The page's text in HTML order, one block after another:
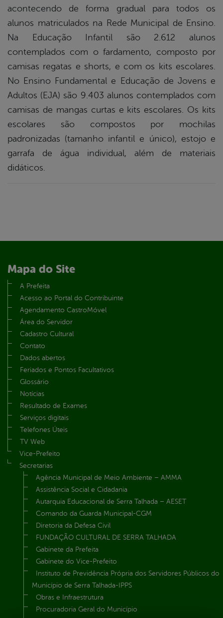
acontecendo de forma gradual para todos os
alunos matriculados na Rede Municipal de Ensino.
Na Educação Infantil são 2.612 alunos
contemplados com o fardamento, composto por
camisas regatas e shorts, e com os kits escolares.
No Ensino Fundamental e Educação de Jovens e
Adultos (EJA) são 9.403 alunos contemplados com
camisas de mangas curtas e kits escolares. Os kits
escolares são compostos por mochilas
padronizadas (tamanho infantil e único), estojo e
garrafa de água individual, além de materiais
didáticos.
Mapa do Site
A Prefeita
Acesso ao Portal do Contribuinte
Agendamento CastroMóvel
Área do Servidor
Cadastro Cultural
Contato
Dados abertos
Feriados e Pontos Facultativos
Glossário
Notícias
Resultado de Exames
Serviços digitais
Telefones Úteis
TV Web
Vice-Prefeito
Secretarias
Agência Municipal de Meio Ambiente – AMMA
Assistência Social e Cidadania
Autarquia Educacional de Serra Talhada – AESET
Comando da Guarda Municipal-CGM
Diretoria da Defesa Civil
FUNDAÇÃO CULTURAL DE SERRA TALHADA
Gabinete da Prefeita
Gabinete do Vice-Prefeito
Instituto de Previdência Própria dos Servidores Públicos do
Município de Serra Talhada-IPPS
Obras e Infraestrutura
Procuradoria Geral do Município